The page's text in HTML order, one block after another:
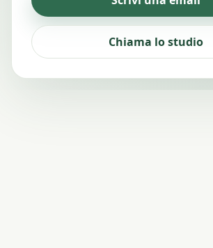
Chiama lo studio